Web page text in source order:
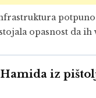
opasnost da ih
iz